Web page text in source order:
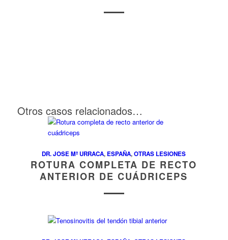
Otros casos relacionados…
DR. JOSE Mª URRACA, ESPAÑA,OTRAS LESIONES
ROTURA COMPLETA DE RECTO
ANTERIOR DE CUÁDRICEPS